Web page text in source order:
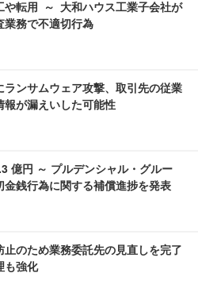
や転用 ～ 大和ハウス工業子会社が
業務で不適切行為
ランサムウェア攻撃、取引先の従業
報が漏えいした可能性
億円 ～ プルデンシャル・グルー
金銭行為に関する補償進捗を発表
のため業務委託先の見直しを完了
も強化